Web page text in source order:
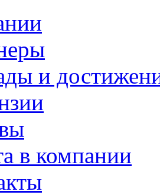
и
в компании